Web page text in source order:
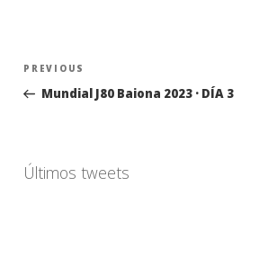
Navegación
entradas
Previous
Post
PREVIOUS
Mundial J80 Baiona 2023 · DÍA 3
Últimos tweets